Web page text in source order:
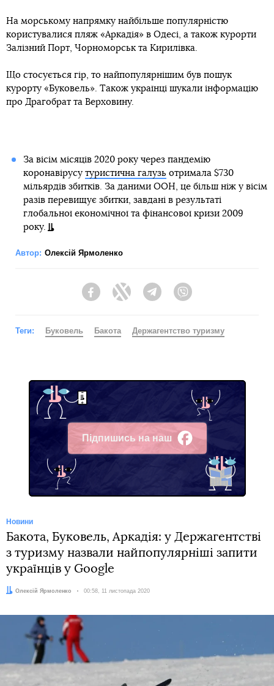
На морському напрямку найбільше популярністю
користувалися пляж «Аркадія» в Одесі, а також курорти
Залізний Порт, Чорноморськ та Кирилівка.
Що стосується гір, то найпопулярнішим був пошук
курорту «Буковель». Також українці шукали інформацію
про Драгобрат та Верховину.
За вісім місяців 2020 року через пандемію
коронавірусу туристична галузь отримала $730
мільярдів збитків. За даними ООН, це більш ніж у вісім
разів перевищує збитки, завдані в результаті
глобальної економічної та фінансової кризи 2009
року.
Автор: Олексій Ярмоленко
FacebookTwitter Telegram
Теги: Буковель Бакота Держагентство туризму
Підпишись на наш
Facebook
Новини
Бакота, Буковель, Аркадія: у Держагентстві
з туризму назвали найпопулярніші запити
українців у Google
Автор:
Олексій Ярмоленко Дата:
00:58, 11 листопада 2020